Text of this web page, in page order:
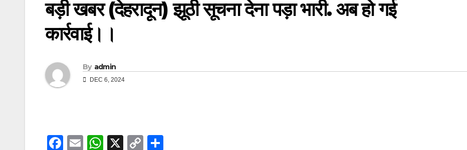
बड़ी खबर (देहरादून) झूठी सूचना देना पड़ा भारी. अब हो गई
कार्रवाई।।
By admin
DEC 6, 2024
F
E
W
X
C